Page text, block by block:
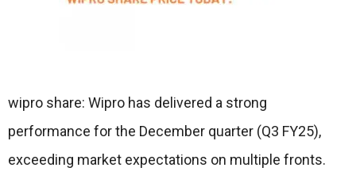
wipro share: Wipro has delivered a strong
performance for the December quarter (Q3 FY25),
exceeding market expectations on multiple fronts.